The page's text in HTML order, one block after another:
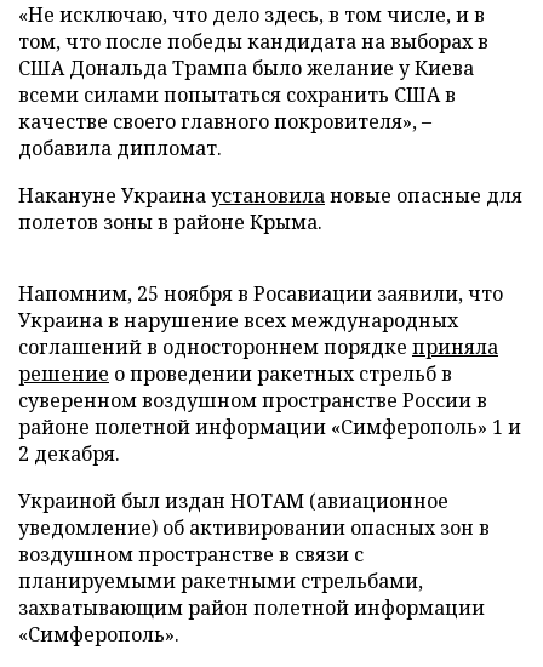
«Не исключаю, что дело здесь, в том числе, и в
том, что после победы кандидата на выборах в
США Дональда Трампа было желание у Киева
всеми силами попытаться сохранить США в
качестве своего главного покровителя», –
добавила дипломат.
Накануне Украинаустановилановые опасные для
полетов зоны в районе Крыма.
Напомним, 25 ноября в Росавиации заявили, что
Украина в нарушение всех международных
соглашений в одностороннем порядке приняла
решение о проведении ракетных стрельб в
суверенном воздушном пространстве России в
районе полетной информации «Симферополь» 1 и
2 декабря.
Украиной был издан НОТАМ (авиационное
уведомление) об активировании опасных зон в
воздушном пространстве в связи с
планируемыми ракетными стрельбами,
захватывающим район полетной информации
«Симферополь».